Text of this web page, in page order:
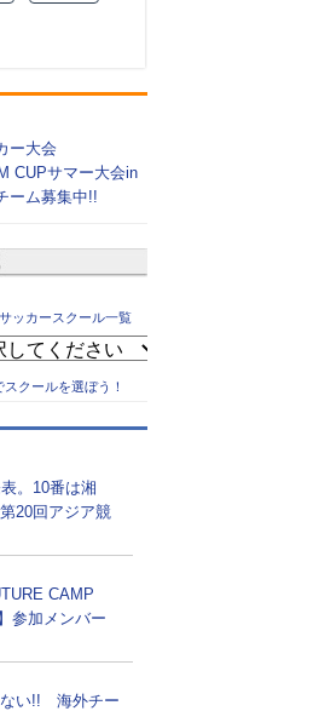
ー大会
CUPサマー大会in
ーム募集中!!
ッカースクール一覧
クールを選ぼう！
。10番は湘
20回アジア競
CAMP
参加メンバー
ない!! 海外チー